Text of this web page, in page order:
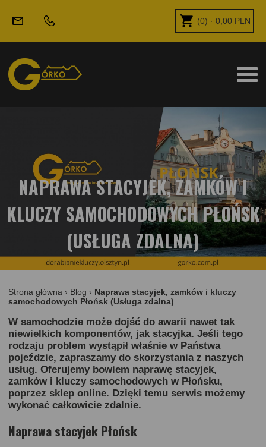
(0) · 0,00 PLN
NAPRAWA STACYJEK, ZAMKÓW I
KLUCZY SAMOCHODOWYCH PŁOŃSK
(USŁUGA ZDALNA)
Strona główna › Blog › Naprawa stacyjek, zamków i kluczy
samochodowych Płońsk (Usługa zdalna)
W samochodzie może dojść do awarii nawet tak
niewielkich komponentów, jak stacyjka. Jeśli tego
rodzaju problem wystąpił właśnie w Państwa
pojeździe, zapraszamy do skorzystania z naszych
usług. Oferujemy bowiem naprawę stacyjek,
zamków i kluczy samochodowych w Płońsku,
poprzez sklep online. Dzięki temu serwis możemy
wykonać całkowicie zdalnie.
Naprawa stacyjek Płońsk